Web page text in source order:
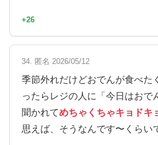
+26
34. 匿名 2026/05/12
季節外れだけどおでんが食べた
ったらレジの人に「今日はおで
聞かれてめちゃくちゃキョドキ
思えば、そうなんです〜くらい